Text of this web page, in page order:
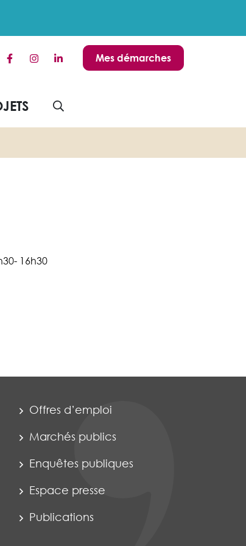
Lien vers le compte Facebook
Lien vers le compte Instagram
Lien vers le compte Linkedin
Mes démarches
AFFICHER LA RECHERCHE
16h30
Offres d’emploi
Marchés publics
Enquêtes publiques
Espace presse
Publications